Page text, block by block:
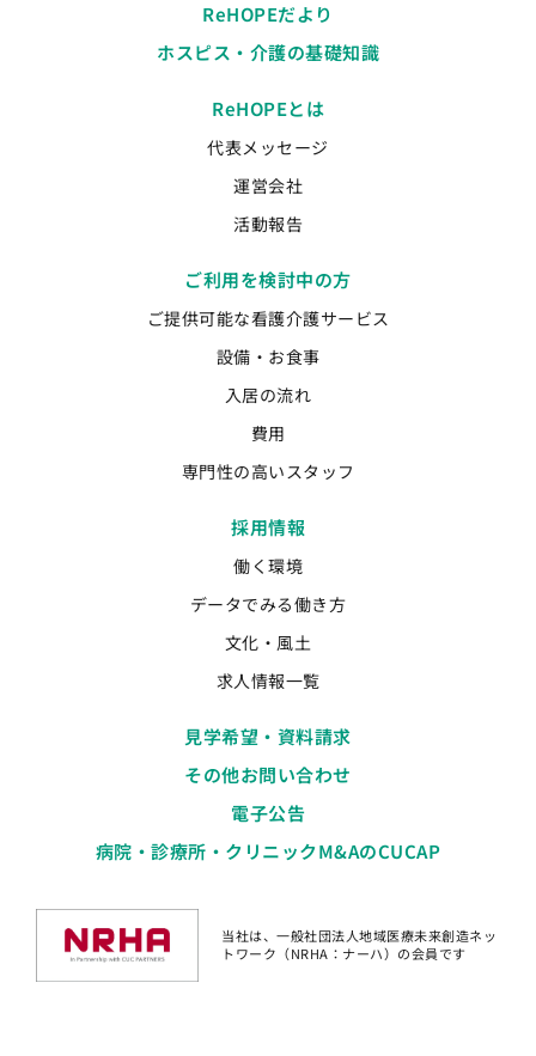
ReHOPEだより
ホスピス・介護の基礎知識
ReHOPEとは
代表メッセージ
運営会社
活動報告
ご利用を検討中の方
ご提供可能な看護介護サービス
設備・お食事
入居の流れ
費用
専門性の高いスタッフ
採用情報
働く環境
データでみる働き方
文化・風土
求人情報一覧
見学希望・資料請求
その他お問い合わせ
電子公告
病院・診療所・クリニックM&AのCUCAP
当社は、一般社団法人地域医療未来創造ネッ
トワーク（NRHA：ナーハ）の会員です